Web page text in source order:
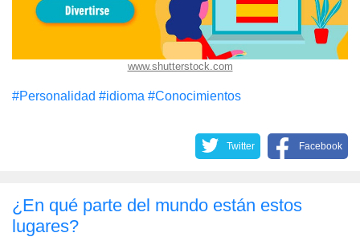
www.shutterstock.com
#Personalidad #idioma #Conocimientos
Twitter Facebook
¿En qué parte del mundo están estos
lugares?